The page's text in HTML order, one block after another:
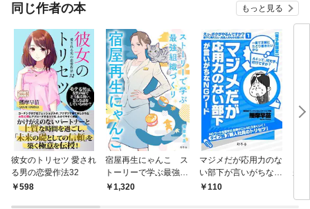
同じ作者の本 もっと見る
彼女のトリセツ 愛され
る男の恋愛作法32
598
宿屋再生にゃんこ ス
トーリーで学ぶ最強組
織づくり
1,320
マジメだが応用力のな
い部下が言いがちなＮ
Ｇワード
110
が